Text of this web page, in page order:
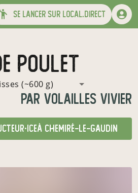
se lancer sur local.direct
poulet
(~600 g)
par Volailles Vivier
à Chemiré-le-Gaudin